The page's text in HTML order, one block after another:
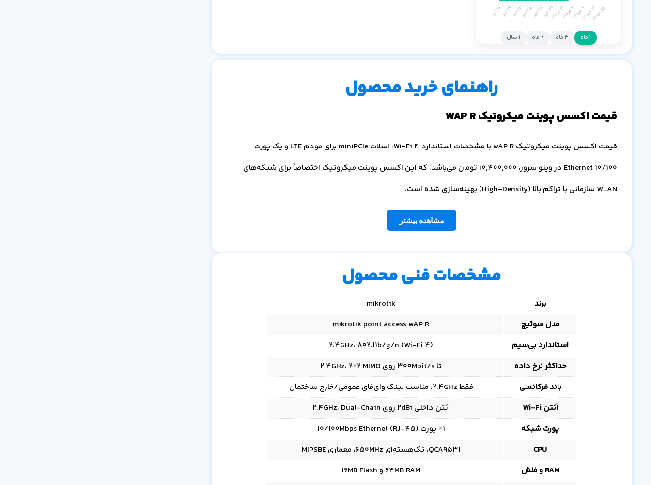
۱ ماه ۳ ماه ۶ ماه ۱ سال
راهنمای خرید محصول
قیمت اکسس پوینت میکروتیک WAP R
قیمت اکسس پوینت میکروتیک wAP R با مشخصات استاندارد Wi-Fi 4، اسلات miniPCIe برای مودم LTE و یک پورت
Ethernet 10/100 در وینو سرور،
10,400,000 تومان می‌باشد، که این اکسس پوینت میکروتیک اختصاصاً برای شبکه‌های
WLAN سازمانی با تراکم بالا (High-Density) بهینه‌سازی شده است.
مشاهده بیشتر
مشخصات فنی محصول
برند
mikrotik
مدل سوئیچ
mikrotik point access wAP R
استاندارد بی‌سیم
2.4GHz، 802.11b/g/n (Wi‑Fi 4)
حداکثر نرخ داده
تا 300Mbit/s روی 2.4GHz، 2×2 MIMO
باند فرکانسی
فقط 2.4GHz، مناسب لینک وای‌فای عمومی/خارج ساختمان
آنتن Wi‑Fi
آنتن داخلی 2dBi روی 2.4GHz، Dual‑Chain
پورت شبکه
1× پورت 10/100Mbps Ethernet (RJ‑45)
CPU
QCA9531، تک‌هسته‌ای 650MHz، معماری MIPSBE
RAM و فلش
64MB RAM و 16MB Flash